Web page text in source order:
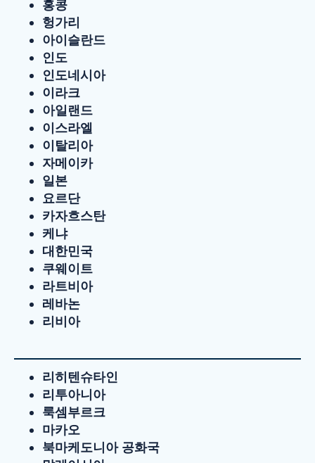
홍콩
헝가리
아이슬란드
인도
인도네시아
이라크
아일랜드
이스라엘
이탈리아
자메이카
일본
요르단
카자흐스탄
케냐
대한민국
쿠웨이트
라트비아
레바논
리비아
리히텐슈타인
리투아니아
룩셈부르크
마카오
북마케도니아 공화국